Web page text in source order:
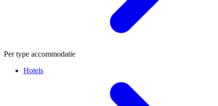
Per type accommodatie
Hotels